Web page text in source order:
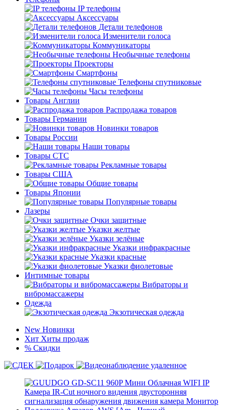
IP телефоны
Аксессуары
Детали телефонов
Изменители голоса
Коммуникаторы
Необычные телефоны
Проекторы
Смартфоны
Телефоны спутниковые
Часы телефоны
Товары Англии
Распродажа товаров
Товары Германии
Новинки товаров
Товары России
Наши товары
Товары СТС
Рекламные товары
Товары США
Общие товары
Товары Японии
Популярные товары
Лазеры
Очки защитные
Указки желтые
Указки зелёные
Указки инфракрасные
Указки красные
Указки фиолетовые
Интимные товары
Вибраторы и
вибромассажеры
Одежда
Экзотическая одежда
New Новинки
Хит Хиты продаж
% Скидки